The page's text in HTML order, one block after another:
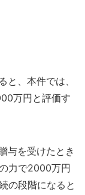
、本件では、
万円と評価す
与を受けたとき
力で2000万円
の段階になると